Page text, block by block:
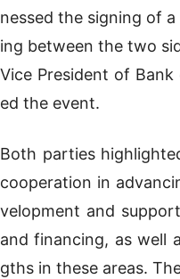
nessed the signing of
ing between the two
Vice President of
ed the event.
Both parties
cooperation in
velopment and
and financing, as well
gths in these areas.